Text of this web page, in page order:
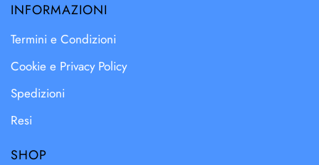
INFORMAZIONI
Termini e Condizioni
Cookie e Privacy Policy
Spedizioni
Resi
SHOP